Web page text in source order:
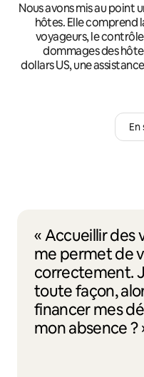
Nous avons mis au
hôtes. Elle comprend
voyageurs, le
dommages des
dollars US, une
En
« Accueillir des
me permet de
correctement.
toute façon,
financer mes
mon absence ?